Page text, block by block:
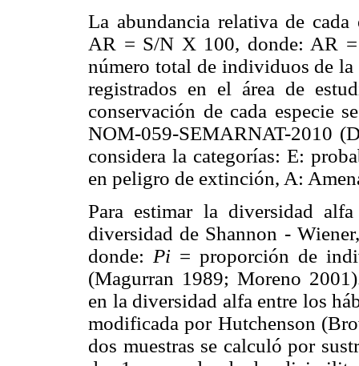
La abundancia relativa de
AR = S/N X 100, donde: AR
número total de individuos de
registrados en el área de
conservación de cada especie
NOM-059-SEMARNAT-2010
considera la categorías: E:
en peligro de extinción, A:
Para estimar la diversidad
diversidad de Shannon -
donde: Pi= proporción de
(Magurran 1989; Moreno
en la diversidad alfa entre los
modificada por Hutchenson
dos muestras se calculó por